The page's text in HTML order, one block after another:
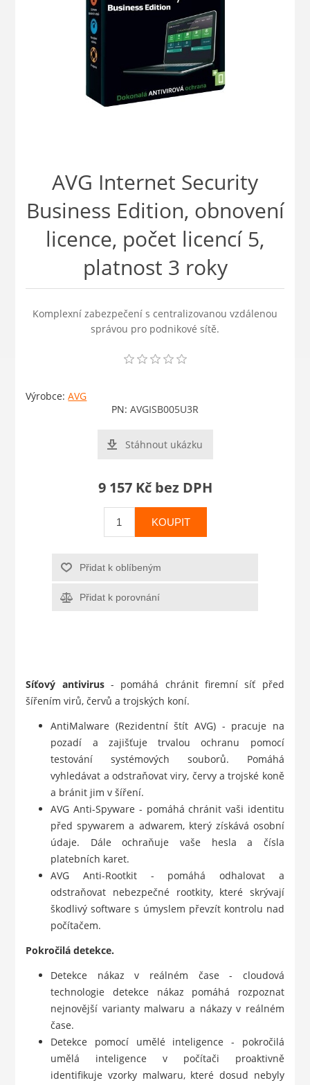
AVG Internet Security
Business Edition, obnovení
licence, počet licencí 5,
platnost 3 roky
Komplexní zabezpečení s centralizovanou vzdálenou
správou pro podnikové sítě.
Výrobce: AVG
PN: AVGISB005U3R
Stáhnout ukázku
9 157 Kč bez DPH
KOUPIT
Přidat k oblíbeným
Přidat k porovnání
Síťový antivirus- pomáhá chránit firemní síť před
šířením virů, červů a trojských koní.
AntiMalware (Rezidentní štít AVG) - pracuje na
pozadí a zajišťuje trvalou ochranu pomocí
testování systémových souborů. Pomáhá
vyhledávat a odstraňovat viry, červy a trojské koně
a bránit jim v šíření.
AVG Anti-Spyware - pomáhá chránit vaši identitu
před spywarem a adwarem, který získává osobní
údaje. Dále ochraňuje vaše hesla a čísla
platebních karet.
AVG Anti-Rootkit - pomáhá odhalovat a
odstraňovat nebezpečné rootkity, které skrývají
škodlivý software s úmyslem převzít kontrolu nad
počítačem.
Pokročilá detekce.
Detekce nákaz v reálném čase - cloudová
technologie detekce nákaz pomáhá rozpoznat
nejnovější varianty malwaru a nákazy v reálném
čase.
Detekce pomocí umělé inteligence - pokročilá
umělá inteligence v počítači proaktivně
identifikuje vzorky malwaru, které dosud nebyly